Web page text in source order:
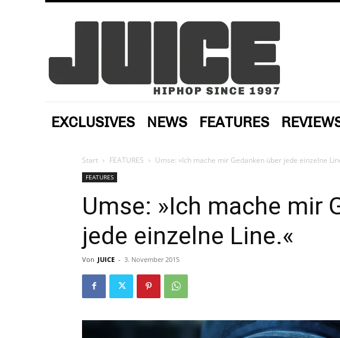
EXCLUSIVES NEWS FEATURES
Start FEATURES Umse: »Ich mache mir Gedanken über jede einzelne
FEATURES
Umse: »Ich mache mir
jede einzelne Line.«
Von JUICE - 3. November 2015